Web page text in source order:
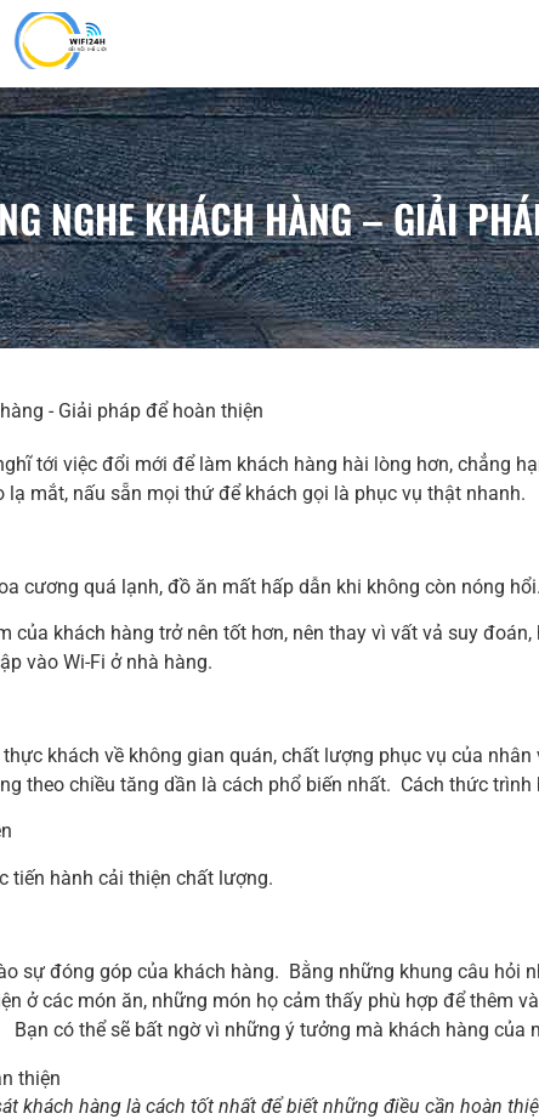
NGHE KHÁCH HÀNG – GIẢI
- Giải pháp để hoàn thiện
tới việc đổi mới để làm khách hàng hài lòng hơn, chẳng
mắt, nấu sẵn mọi thứ để khách gọi là phục vụ thật nhanh.
cương quá lạnh, đồ ăn mất hấp dẫn khi không còn nóng hổi.
khách hàng trở nên tốt hơn, nên thay vì vất vả suy
vào Wi-Fi ở nhà hàng.
khách về không gian quán, chất lượng phục vụ của
theo chiều tăng dần là cách phổ biến nhất. Cách thức
tiến hành cải thiện chất lượng.
sự đóng góp của khách hàng. Bằng những khung câu hỏi
ở các món ăn, những món họ cảm thấy phù hợp để thêm
có thể sẽ bất ngờ vì những ý tưởng mà khách hàng của
khách hàng là cách tốt nhất để biết những điều cần hoàn